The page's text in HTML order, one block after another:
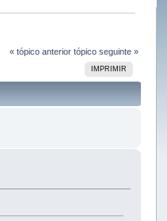
« tópico anterior tópico seguinte »
IMPRIMIR